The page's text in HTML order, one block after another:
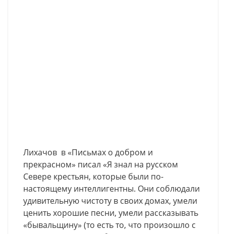
Лихачов в «Письмах о добром и
прекрасном» писал «Я знал на русском
Севере крестьян, которые были по-
настоящему интеллигентны. Они соблюдали
удивительную чистоту в своих домах, умели
ценить хорошие песни, умели рассказывать
«бывальщину» (то есть то, что произошло с